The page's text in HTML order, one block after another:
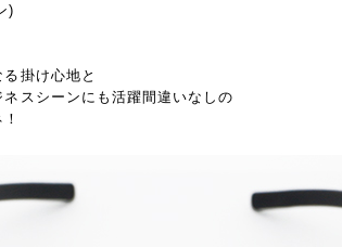
)
掛け心地と
スシーンにも活躍間違いなしの